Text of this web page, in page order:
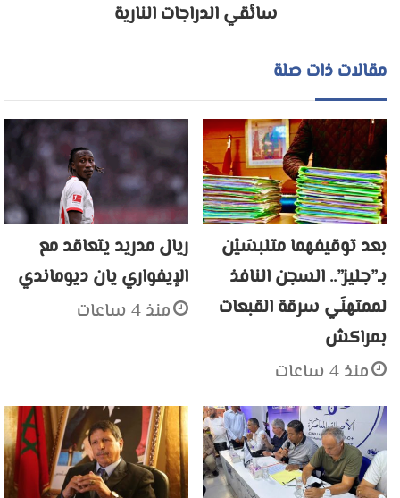
سائقي الدراجات النارية
مقالات ذات صلة
بعد توقيفهما متلبسَيْن
بـ”جليز”.. السجن النافذ
لممتهنَي سرقة القبعات
بمراكش
منذ 4 ساعات
ريال مدريد يتعاقد مع
الإيفواري يان ديوماندي
منذ 4 ساعات